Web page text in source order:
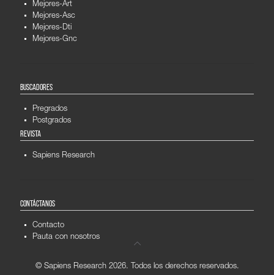
Mejores-Art
Mejores-Asc
Mejores-Dti
Mejores-Gnc
BUSCADORES
Pregrados
Postgrados
REVISTA
Sapiens Research
CONTÁCTANOS
Contacto
Pauta con nosotros
© Sapiens Research 2026. Todos los derechos reservados.